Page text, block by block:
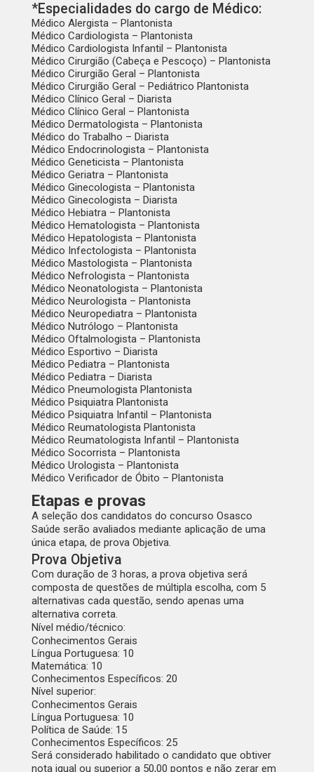
*Especialidades do cargo de Médico:
Médico Alergista – Plantonista
Médico Cardiologista – Plantonista
Médico Cardiologista Infantil – Plantonista
Médico Cirurgião (Cabeça e Pescoço) – Plantonista
Médico Cirurgião Geral – Plantonista
Médico Cirurgião Geral – Pediátrico Plantonista
Médico Clínico Geral – Diarista
Médico Clínico Geral – Plantonista
Médico Dermatologista – Plantonista
Médico do Trabalho – Diarista
Médico Endocrinologista – Plantonista
Médico Geneticista – Plantonista
Médico Geriatra – Plantonista
Médico Ginecologista – Plantonista
Médico Ginecologista – Diarista
Médico Hebiatra – Plantonista
Médico Hematologista – Plantonista
Médico Hepatologista – Plantonista
Médico Infectologista – Plantonista
Médico Mastologista – Plantonista
Médico Nefrologista – Plantonista
Médico Neonatologista – Plantonista
Médico Neurologista – Plantonista
Médico Neuropediatra – Plantonista
Médico Nutrólogo – Plantonista
Médico Oftalmologista – Plantonista
Médico Esportivo – Diarista
Médico Pediatra – Plantonista
Médico Pediatra – Diarista
Médico Pneumologista Plantonista
Médico Psiquiatra Plantonista
Médico Psiquiatra Infantil – Plantonista
Médico Reumatologista Plantonista
Médico Reumatologista Infantil – Plantonista
Médico Socorrista – Plantonista
Médico Urologista – Plantonista
Médico Verificador de Óbito – Plantonista
Etapas e provas
A seleção dos candidatos do concurso Osasco
Saúde serão avaliados mediante aplicação de uma
única etapa, de prova Objetiva.
Prova Objetiva
Com duração de 3 horas, a prova objetiva será
composta de questões de múltipla escolha, com 5
alternativas cada questão, sendo apenas uma
alternativa correta.
Nível médio/técnico:
Conhecimentos Gerais
Língua Portuguesa: 10
Matemática: 10
Conhecimentos Específicos: 20
Nível superior:
Conhecimentos Gerais
Língua Portuguesa: 10
Política de Saúde: 15
Conhecimentos Específicos: 25
Será considerado habilitado o candidato que obtiver
nota igual ou superior a 50,00 pontos e não zerar em